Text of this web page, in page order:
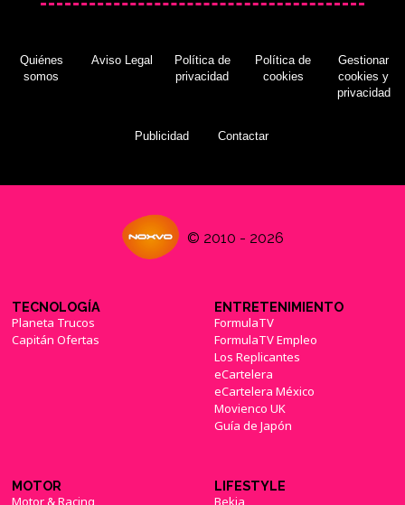
Quiénes
somos
Aviso Legal
Política de
privacidad
Política de
cookies
Gestionar
cookies y
privacidad
Publicidad Contactar
© 2010 - 2026
TECNOLOGÍA
Planeta Trucos
Capitán Ofertas
ENTRETENIMIENTO
FormulaTV
FormulaTV Empleo
Los Replicantes
eCartelera
eCartelera México
Movienco UK
Guía de Japón
MOTOR
Motor & Racing
LIFESTYLE
Bekia